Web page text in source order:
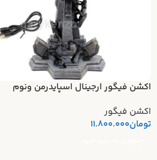
اکشن فیگور ارجینال اسپایدرمن ونوم
اکشن فیگور
تومان11.800.000